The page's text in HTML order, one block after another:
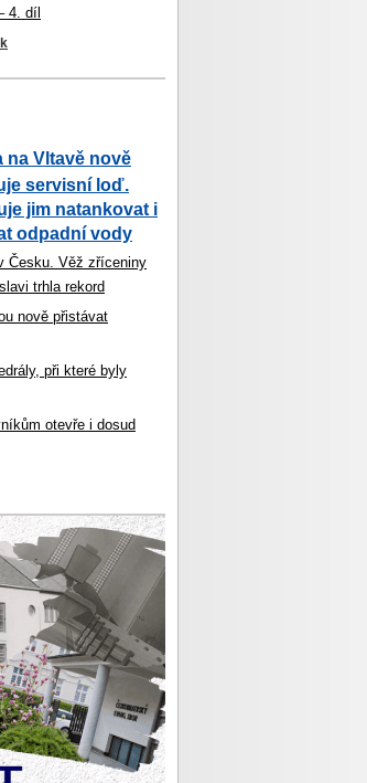
4. díl
na Vltavě nově
servisní loď.
jim natankovat i
odpadní vody
Česku. Věž zříceniny
trhla rekord
nově přistávat
při které byly
otevře i dosud